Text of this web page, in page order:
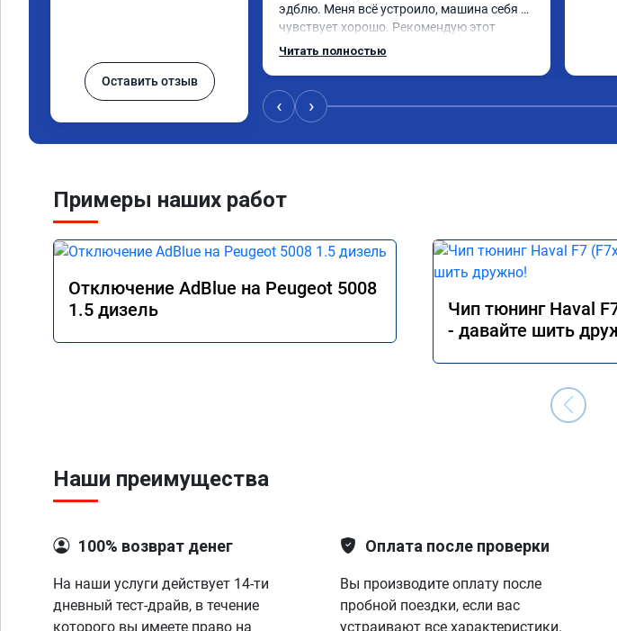
Оставить отзыв
эдблю. Меня всё устроило, машина себя
чувствует хорошо. Рекомендую этот
сервис. 👍
Читать полностью
‹ ›
Примеры наших работ
Отключение AdBlue на Peugeot 5008
1.5 дизель
Чип тюнинг Haval
- давайте шить
Наши преимущества
100% возврат денег
На наши услуги действует 14-ти
дневный тест-драйв, в течение
которого вы имеете право на
Оплата после проверки
Вы производите оплату после
пробной поездки, если вас
устраивают все характеристики.